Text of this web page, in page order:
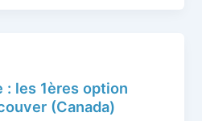
: les 1ères option
(Canada)